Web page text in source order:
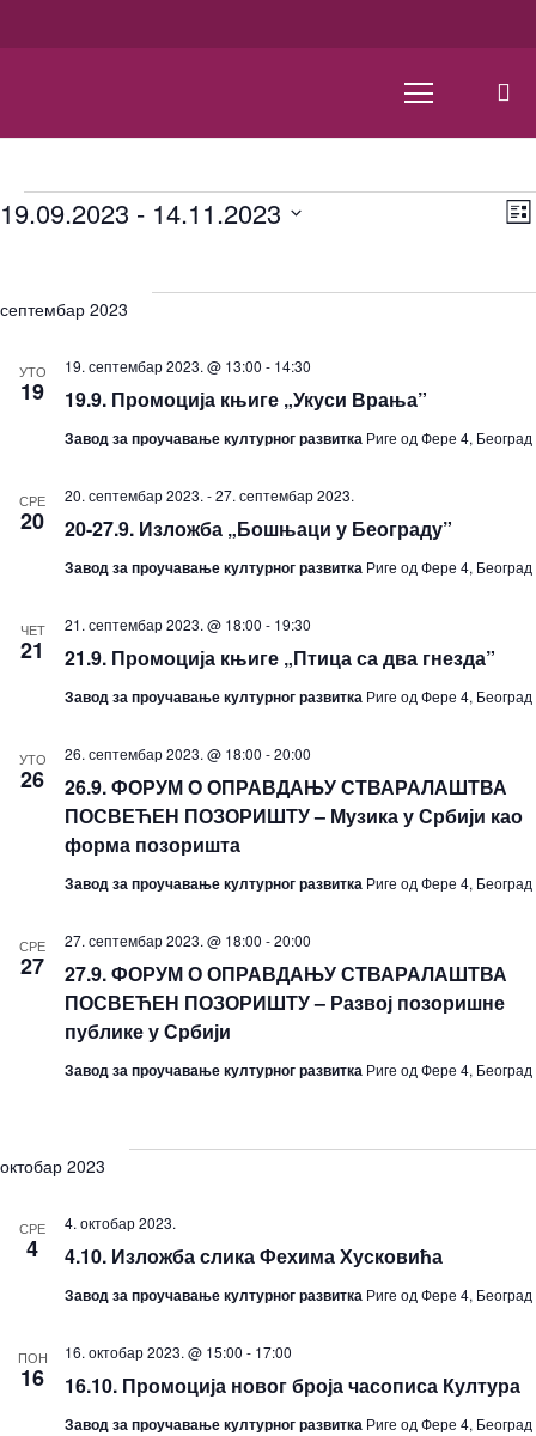
Events List
19.09.2023 - 14.11.2023
септембар 2023
УТО
19 19.9. Промоција књиге „Укуси Врања”
19. септембар 2023. @ 13:00 - 14:30
Завод за проучавање културног развитка Риге од Фере 4, Београд
СРЕ
20 20-27.9. Изложба „Бошњаци у Београду”
20. септембар 2023. -27. септембар 2023.
Завод за проучавање културног развитка Риге од Фере 4, Београд
ЧЕТ
21 21.9. Промоција књиге „Птица са два гнезда”
21. септембар 2023. @ 18:00 - 19:30
Завод за проучавање културног развитка Риге од Фере 4, Београд
УТО
26
26.9. ФОРУМ О ОПРАВДАЊУ СТВАРАЛАШТВА
ПОСВЕЋЕН ПОЗОРИШТУ – Музика у Србији као
форма позоришта
26. септембар 2023. @ 18:00 -20:00
Завод за проучавање културног развитка Риге од Фере 4, Београд
СРЕ
27
27.9. ФОРУМ О ОПРАВДАЊУ СТВАРАЛАШТВА
ПОСВЕЋЕН ПОЗОРИШТУ – Развој позоришне
публике у Србији
27. септембар 2023. @ 18:00 -20:00
Завод за проучавање културног развитка Риге од Фере 4, Београд
октобар 2023
СРЕ
4 4.10. Изложба слика Фехима Хусковића
4. октобар 2023.
Завод за проучавање културног развитка Риге од Фере 4, Београд
ПОН
16 16.10. Промоција новог броја часописа Култура
16. октобар 2023. @ 15:00 - 17:00
Завод за проучавање културног развитка Риге од Фере 4, Београд